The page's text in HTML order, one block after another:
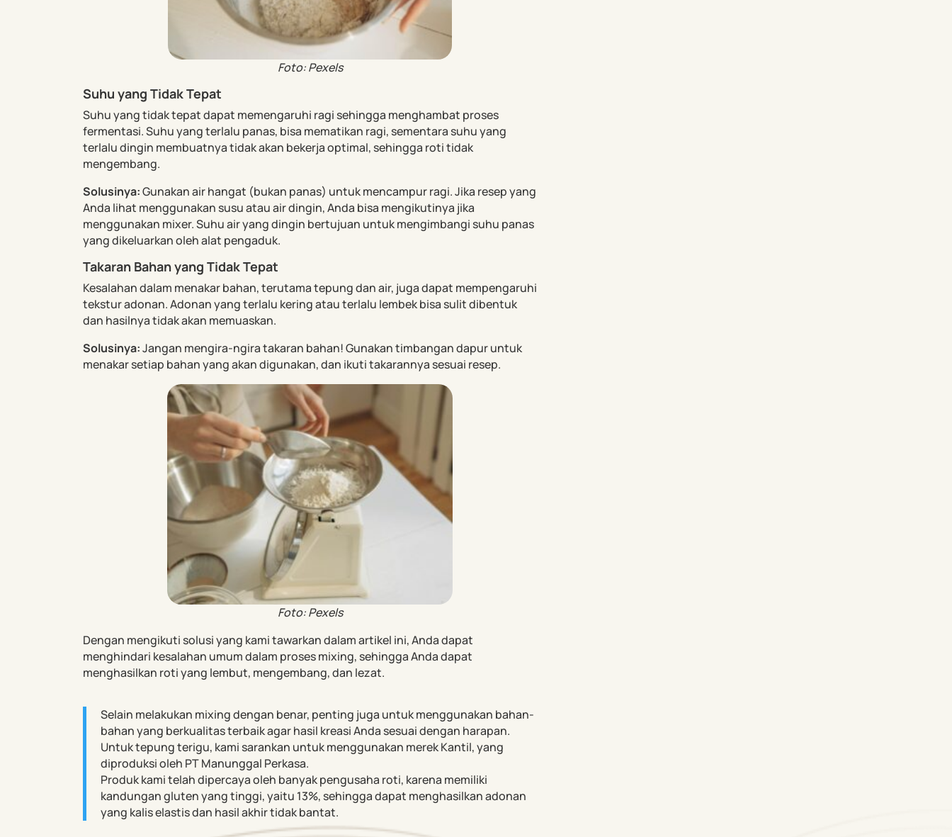
Foto: Pexels
Suhu yang Tidak Tepat
Suhu yang tidak tepat dapat memengaruhi ragi sehingga menghambat proses
fermentasi. Suhu yang terlalu panas, bisa mematikan ragi, sementara suhu yang
terlalu dingin membuatnya tidak akan bekerja optimal, sehingga roti tidak
mengembang.
Solusinya:Gunakan air hangat (bukan panas) untuk mencampur ragi. Jika resep yang
Anda lihat menggunakan susu atau air dingin, Anda bisa mengikutinya jika
menggunakan mixer. Suhu air yang dingin bertujuan untuk mengimbangi suhu panas
yang dikeluarkan oleh alat pengaduk.
Takaran Bahan yang Tidak Tepat
Kesalahan dalam menakar bahan, terutama tepung dan air, juga dapat mempengaruhi
tekstur adonan. Adonan yang terlalu kering atau terlalu lembek bisa sulit dibentuk
dan hasilnya tidak akan memuaskan.
Solusinya:Jangan mengira-ngira takaran bahan! Gunakan timbangan dapur untuk
menakar setiap bahan yang akan digunakan, dan ikuti takarannya sesuai resep.
Foto: Pexels
Dengan mengikuti solusi yang kami tawarkan dalam artikel ini, Anda dapat
menghindari kesalahan umum dalam proses mixing, sehingga Anda dapat
menghasilkan roti yang lembut, mengembang, dan lezat.
Selain melakukan mixing dengan benar, penting juga untuk menggunakan bahan-
bahan yang berkualitas terbaik agar hasil kreasi Anda sesuai dengan harapan.
Untuk tepung terigu, kami sarankan untuk menggunakan merek Kantil, yang
diproduksi oleh PT Manunggal Perkasa.
Produk kami telah dipercaya oleh banyak pengusaha roti, karena memiliki
kandungan gluten yang tinggi, yaitu 13%, sehingga dapat menghasilkan adonan
yang kalis elastis dan hasil akhir tidak bantat.